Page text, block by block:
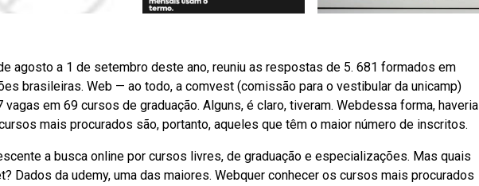
agosto a 1 de setembro deste ano, reuniu as respostas de 5. 681 formados em
brasileiras. Web — ao todo, a comvest (comissão para o vestibular da unicamp)
em 69 cursos de graduação. Alguns, é claro, tiveram. Webdessa forma, haveria
mais procurados são, portanto, aqueles que têm o maior número de inscritos.
a busca online por cursos livres, de graduação e especializações. Mas quais
Dados da udemy, uma das maiores. Webquer conhecer os cursos mais procurados